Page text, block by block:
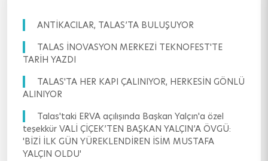
ANTİKACILAR, TALAS’TA BULUŞUYOR
TALAS İNOVASYON MERKEZİ TEKNOFEST'TE
TARİH YAZDI
TALAS'TA HER KAPI ÇALINIYOR, HERKESİN GÖNLÜ
ALINIYOR
Talas'taki ERVA açılışında Başkan Yalçın'a özel
teşekkür VALİ ÇİÇEK’TEN BAŞKAN YALÇIN’A ÖVGÜ:
'BİZİ İLK GÜN YÜREKLENDİREN İSİM MUSTAFA
YALÇIN OLDU'